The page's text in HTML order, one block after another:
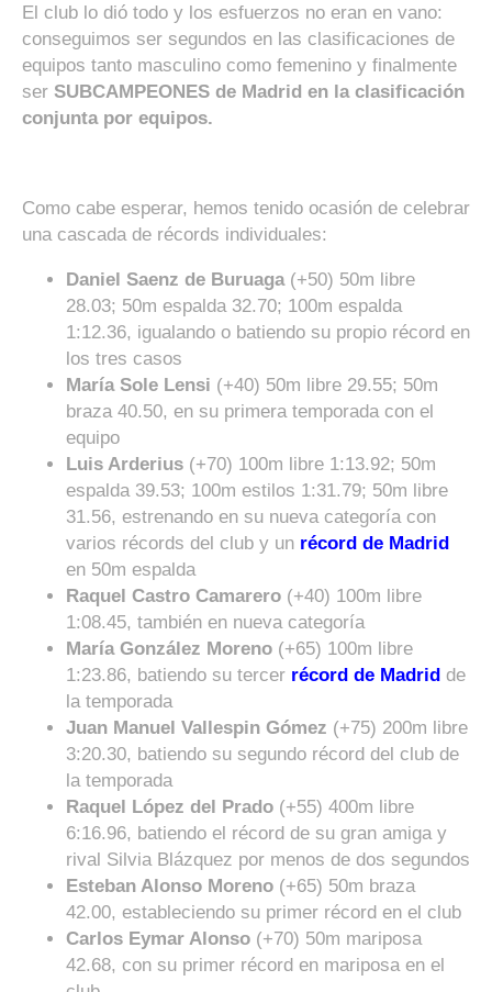
El club lo dió todo y los esfuerzos no eran en vano:
conseguimos ser segundos en las clasificaciones de
equipos tanto masculino como femenino y finalmente
ser SUBCAMPEONES de Madrid en la clasificación
conjunta por equipos.
Como cabe esperar, hemos tenido ocasión de celebrar
una cascada de récords individuales:
Daniel Saenz de Buruaga(+50) 50m libre
28.03; 50m espalda 32.70; 100m espalda
1:12.36, igualando o batiendo su propio récord en
los tres casos
María Sole Lensi (+40) 50m libre 29.55; 50m
braza 40.50, en su primera temporada con el
equipo
Luis Arderius (+70) 100m libre 1:13.92; 50m
espalda 39.53; 100m estilos 1:31.79; 50m libre
31.56, estrenando en su nueva categoría con
varios récords del club y un récord de Madrid
en 50m espalda
Raquel Castro Camarero (+40) 100m libre
1:08.45, también en nueva categoría
María González Moreno (+65) 100m libre
1:23.86, batiendo su tercer récord de Madrid de
la temporada
Juan Manuel Vallespin Gómez (+75) 200m libre
3:20.30, batiendo su segundo récord del club de
la temporada
Raquel López del Prado (+55) 400m libre
6:16.96, batiendo el récord de su gran amiga y
rival Silvia Blázquez por menos de dos segundos
Esteban Alonso Moreno (+65) 50m braza
42.00, estableciendo su primer récord en el club
Carlos Eymar Alonso (+70) 50m mariposa
42.68, con su primer récord en mariposa en el